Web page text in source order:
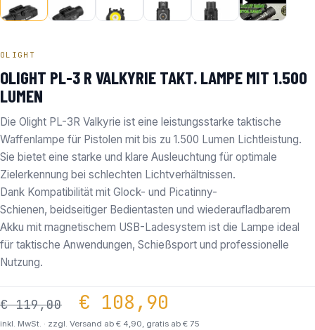
OLIGHT
OLIGHT PL-3 R VALKYRIE TAKT. LAMPE MIT 1.500
LUMEN
Die Olight PL-3R Valkyrie ist eine leistungsstarke taktische
Waffenlampe für Pistolen mit bis zu 1.500 Lumen Lichtleistung.
Sie bietet eine starke und klare Ausleuchtung für optimale
Zielerkennung bei schlechten Lichtverhältnissen.
Dank Kompatibilität mit Glock- und Picatinny-
Schienen, beidseitiger Bedientasten und wiederaufladbarem
Akku mit magnetischem USB-Ladesystem ist die Lampe ideal
für taktische Anwendungen, Schießsport und professionelle
Nutzung.
€119,00 Ursprünglicher Preis
€ 108,90
inkl. MwSt. · zzgl. Versand ab € 4,90, gratis ab € 75